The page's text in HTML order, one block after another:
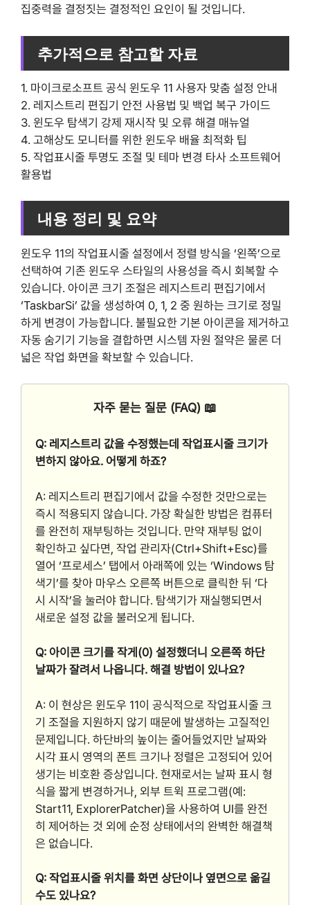
집중력을 결정짓는 결정적인 요인이 될 것입니다.
추가적으로 참고할 자료
1. 마이크로소프트 공식 윈도우 11 사용자 맞춤 설정 안내
2. 레지스트리 편집기 안전 사용법 및 백업 복구 가이드
3. 윈도우 탐색기 강제 재시작 및 오류 해결 매뉴얼
4. 고해상도 모니터를 위한 윈도우 배율 최적화 팁
5. 작업표시줄 투명도 조절 및 테마 변경 타사 소프트웨어
활용법
내용 정리 및 요약
윈도우 11의 작업표시줄 설정에서 정렬 방식을 ‘왼쪽’으로
선택하여 기존 윈도우 스타일의 사용성을 즉시 회복할 수
있습니다. 아이콘 크기 조절은 레지스트리 편집기에서
‘TaskbarSi’ 값을 생성하여 0, 1, 2 중 원하는 크기로 정밀
하게 변경이 가능합니다. 불필요한 기본 아이콘을 제거하고
자동 숨기기 기능을 결합하면 시스템 자원 절약은 물론 더
넓은 작업 화면을 확보할 수 있습니다.
자주 묻는 질문 (FAQ) 📖
Q: 레지스트리 값을 수정했는데 작업표시줄 크기가
변하지 않아요. 어떻게 하죠?
A: 레지스트리 편집기에서 값을 수정한 것만으로는
즉시 적용되지 않습니다. 가장 확실한 방법은 컴퓨터
를 완전히 재부팅하는 것입니다. 만약 재부팅 없이
확인하고 싶다면, 작업 관리자(Ctrl+Shift+Esc)를
열어 ‘프로세스’ 탭에서 아래쪽에 있는 ‘Windows 탐
색기’를 찾아 마우스 오른쪽 버튼으로 클릭한 뒤 ‘다
시 시작’을 눌러야 합니다. 탐색기가 재실행되면서
새로운 설정 값을 불러오게 됩니다.
Q: 아이콘 크기를 작게(0) 설정했더니 오른쪽 하단
날짜가 잘려서 나옵니다. 해결 방법이 있나요?
A: 이 현상은 윈도우 11이 공식적으로 작업표시줄 크
기 조절을 지원하지 않기 때문에 발생하는 고질적인
문제입니다. 하단바의 높이는 줄어들었지만 날짜와
시각 표시 영역의 폰트 크기나 정렬은 고정되어 있어
생기는 비호환 증상입니다. 현재로서는 날짜 표시 형
식을 짧게 변경하거나, 외부 트윅 프로그램(예:
Start11, ExplorerPatcher)을 사용하여 UI를 완전
히 제어하는 것 외에 순정 상태에서의 완벽한 해결책
은 없습니다.
Q: 작업표시줄 위치를 화면 상단이나 옆면으로 옮길
수도 있나요?